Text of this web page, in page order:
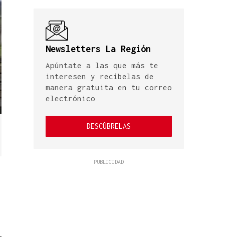
Newsletters La Región
Apúntate a las que más te
interesen y recíbelas de
manera gratuita en tu correo
electrónico
DESCÚBRELAS